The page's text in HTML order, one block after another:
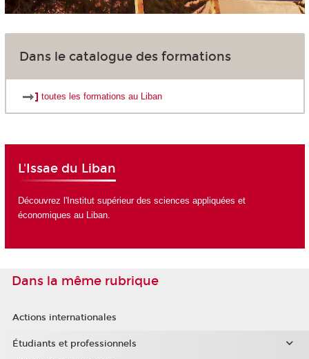
Dans le catalogue des formations
toutes les formations au Liban
L'Issae du Liban
Découvrez l'Institut supérieur des sciences appliquées et
économiques au Liban.
Dans la même rubrique
Actions internationales
Étudiants et professionnels